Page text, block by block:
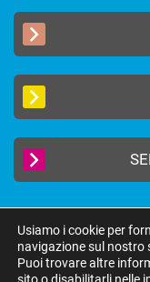
2019 © FEDERAZIONE
Cookie Policy
Usiamo i cookie per
navigazione sul nostro
Puoi trovare altre